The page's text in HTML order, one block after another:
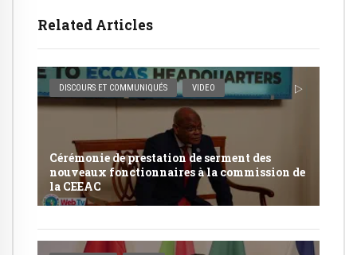
Related Articles
DISCOURS ET COMMUNIQUÉS VIDEO
Cérémonie de prestation de serment des
nouveaux fonctionnaires à la commission de
la CEEAC